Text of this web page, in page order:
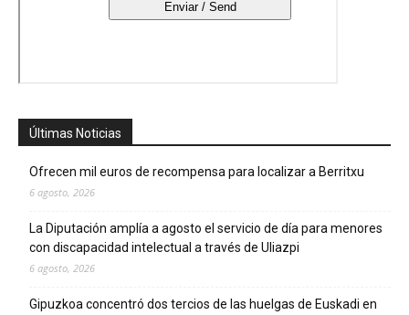
Últimas Noticias
Ofrecen mil euros de recompensa para localizar a Berritxu
6 agosto, 2026
La Diputación amplía a agosto el servicio de día para menores
con discapacidad intelectual a través de Uliazpi
6 agosto, 2026
Gipuzkoa concentró dos tercios de las huelgas de Euskadi en